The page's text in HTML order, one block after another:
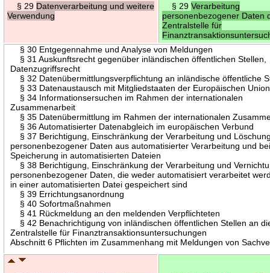
§ 29 Datenverarbeitung und weitere
Verwendung
§ 29Verarbeitung
personenbezogener Daten
Zentralstelle für
§ 30 Entgegennahme und Analyse von Meldungen
§ 31 Auskunftsrecht gegenüber inländischen öffentlichen Stellen,
Datenzugriffsrecht
§ 32 Datenübermittlungsverpflichtung an inländische öffentliche
§ 33 Datenaustausch mit Mitgliedstaaten der Europäischen Union
§ 34 Informationsersuchen im Rahmen der internationalen
Zusammenarbeit
§ 35 Datenübermittlung im Rahmen der internationalen
§ 36 Automatisierter Datenabgleich im europäischen Verbund
§ 37 Berichtigung, Einschränkung der Verarbeitung und
personenbezogener Daten aus automatisierter Verarbeitung und
Speicherung in automatisierten Dateien
§ 38 Berichtigung, Einschränkung der Verarbeitung und
personenbezogener Daten, die weder automatisiert verarbeitet
in einer automatisierten Datei gespeichert sind
§ 39 Errichtungsanordnung
§ 40 Sofortmaßnahmen
§ 41 Rückmeldung an den meldenden Verpflichteten
§ 42 Benachrichtigung von inländischen öffentlichen Stellen an
Zentralstelle für Finanztransaktionsuntersuchungen
Abschnitt 6 Pflichten im Zusammenhang mit Meldungen von